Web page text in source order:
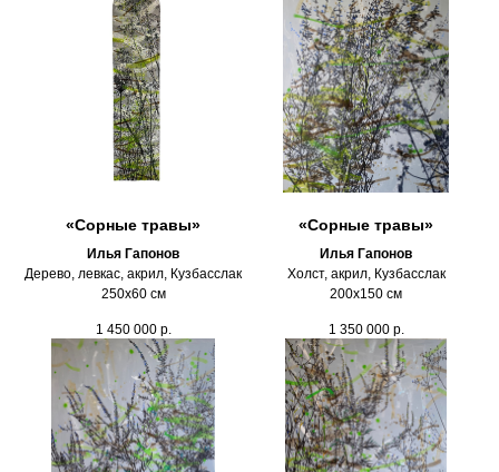
«Сорные травы»
Илья Гапонов
Дерево, левкас, акрил, Кузбасслак
250х60 см
1 450 000 р.
«Сорные травы»
Илья Гапонов
Холст, акрил, Кузбасслак
200х150 см
1 350 000 р.